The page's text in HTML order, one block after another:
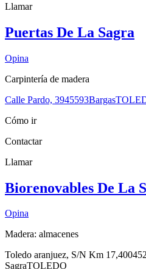
Llamar
Puertas De La Sagra
Opina
Carpintería de madera
Calle Pardo, 3945593Bargas
Cómo ir
Contactar
Llamar
Biorenovables De La
Opina
Madera: almacenes
Toledo aranjuez, S/N Km 17,400
SagraTOLEDO